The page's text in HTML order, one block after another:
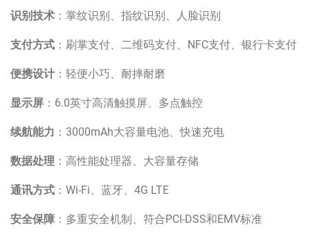
识别技术 ：掌纹识别、指纹识别、人脸识别
支付方式 ：刷掌支付、二维码支付、NFC支付、银行卡支付
便携设计 ：轻便小巧、耐摔耐磨
显示屏 ：6.0英寸高清触摸屏、多点触控
续航能力 ：3000mAh大容量电池、快速充电
数据处理 ：高性能处理器、大容量存储
通讯方式 ：Wi-Fi、蓝牙、4G LTE
安全保障 ：多重安全机制、符合PCI-DSS和EMV标准